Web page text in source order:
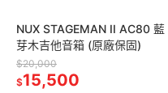
NUX STAGEMAN II AC80 藍
芽木吉他音箱 (原廠保固)
$20,000
$15,500